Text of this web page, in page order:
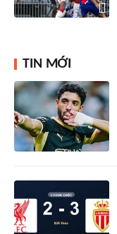
TIN MỚI